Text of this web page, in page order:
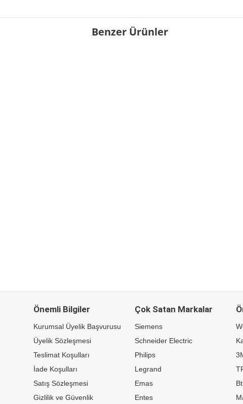
Benzer Ürünler
Önemli Bilgiler
Kurumsal Üyelik Başvurusu
Üyelik Sözleşmesi
Teslimat Koşulları
İade Koşulları
Satış Sözleşmesi
Gizlilik ve Güvenlik
Çok Satan Markalar
Siemens
Schneider Electric
Philips
Legrand
Emas
Entes